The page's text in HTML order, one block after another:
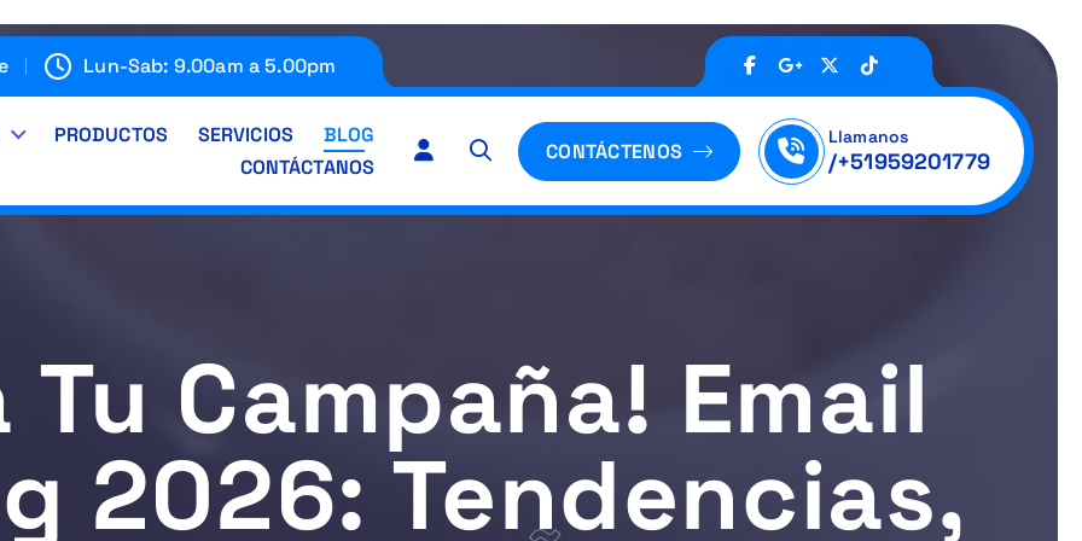
Lun-Sab: 9.00am a 5.00pm
PRODUCTOS SERVICIOS
BLOG
CONTÁCTANOS
CONTÁCTENOS
Llamanos
/+51959201779
Tu Campaña! Email
2026: Tendencias,